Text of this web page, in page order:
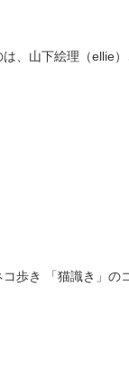
、山下絵理（ellie
コ歩き 「猫識き」の